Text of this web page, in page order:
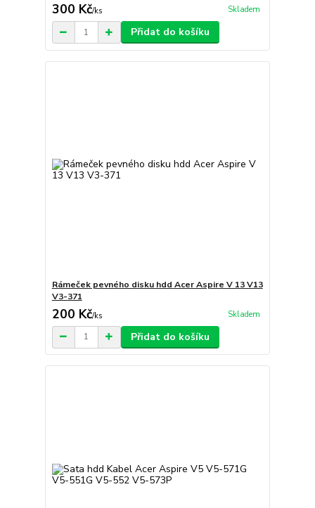
300 Kč/ks Skladem
Přidat do košíku
Rámeček pevného disku hdd Acer Aspire V 13 V13
V3-371
200 Kč/ks Skladem
Přidat do košíku